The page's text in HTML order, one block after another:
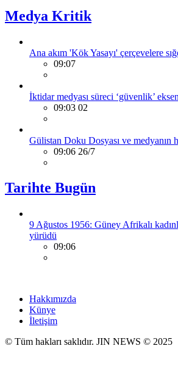
Medya Kritik
Ana akım 'Kök Yasayı' çerçevelere
09:07
İktidar medyası süreci ‘güvenlik’
09:03 02
Gülistan Doku Dosyası ve medyanın
09:06 26/7
Tarihte Bugün
9 Ağustos 1956: Güney Afrikalı
yürüdü
09:06
Hakkımızda
Künye
İletişim
© Tüm hakları saklıdır. JIN NEWS © 2025